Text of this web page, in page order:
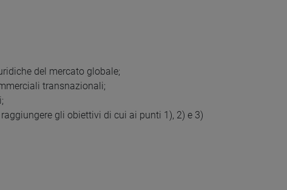
del mercato globale;
transnazionali;
gli obiettivi di cui ai punti 1), 2) e 3)